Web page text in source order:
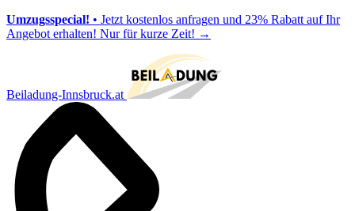
Umzugsspecial! • Jetzt kostenlos anfragen und 23% Rabatt auf Ihr
Angebot erhalten! Nur für kurze Zeit! →
Beiladung-Innsbruck.at